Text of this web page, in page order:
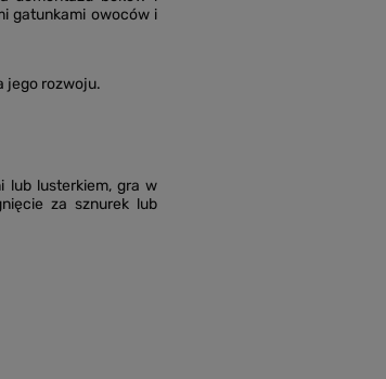
gatunkami owoców i
jego rozwoju.
lub lusterkiem, gra w
za sznurek lub